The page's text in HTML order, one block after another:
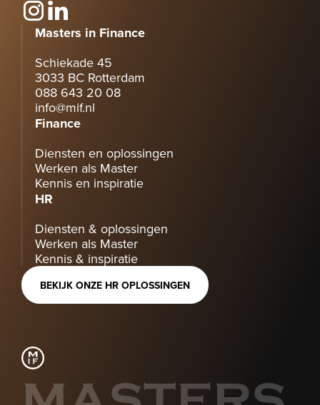
Masters in Finance
Schiekade 45
3033 BC Rotterdam
088 643 20 08
info@mif.nl
Finance
Diensten en oplossingen
Werken als Master
Kennis en inspiratie
HR
Diensten & oplossingen
Werken als Master
Kennis & inspiratie
BEKIJK ONZE HR OPLOSSINGEN